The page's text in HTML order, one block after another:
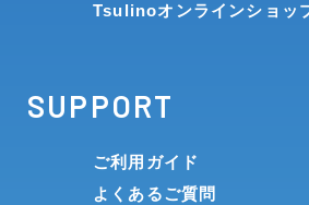
Tsulinoオンラインショッ
SUPPORT
ご利用ガイド
よくあるご質問